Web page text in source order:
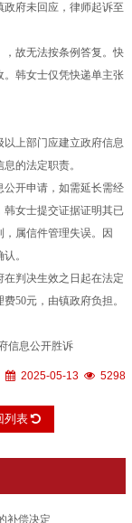
府未回应，律师起诉至
故无法按条例答复。快
韩女士仅凭快递单主张
以上部门应建立政府信息
的法定职责。
公开申请，如需延长需经
韩女士提交证据证明其已
属信件管理失误。因
。
判决生效之日起在法定
50元，由镇政府负担。
2025-05-13 5298
列表
补偿决定